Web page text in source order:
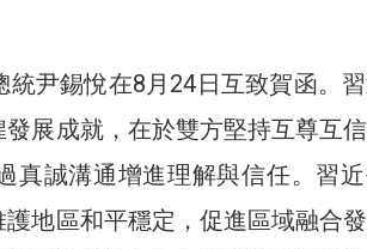
尹錫悅在8月24日互致賀函。
展成就，在於雙方堅持互尊互
真誠溝通增進理解與信任。習
地區和平穩定，促進區域融合